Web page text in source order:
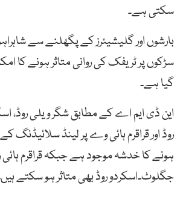
سکتی ہے۔
بارشوں اور گلیشیئرز کے پگھلنے سے
سڑکوں پر ٹریفک کی روانی متاثر ہونے کا
گیا ہے۔
این ڈی ایم اے کے مطابق شگر ویلی روڈ،
روڈ اور قراقرم ہائی وے پر لینڈ سلائیڈنگ
ہونے کا خدشہ موجود ہے جبکہ قراقرم ہائی
جگلوٹ۔اسکردو روڈ بھی متاثر ہو سکتے